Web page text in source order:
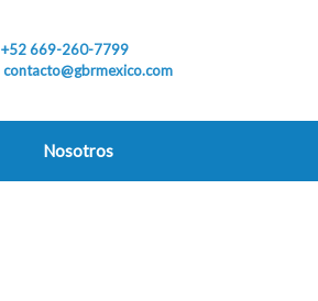
+52 669-260-7799
contacto@gbrmexico.com
Nosotros